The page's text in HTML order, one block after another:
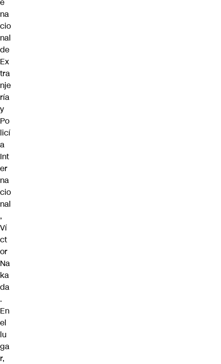
na
cio
nal
de
Ex
tra
nje
ría
y
Po
licí
a
Int
er
na
cio
nal
,
Ví
ct
or
Na
ka
da
.
En
el
lu
ga
r,